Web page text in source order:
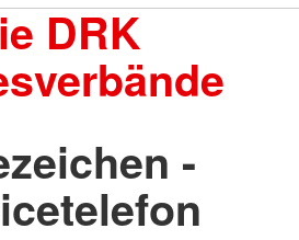
DRK
-